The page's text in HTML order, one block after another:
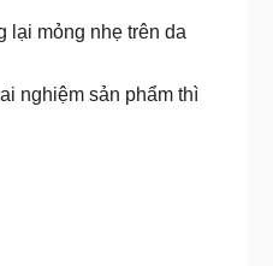
lại mỏng nhẹ trên da
nghiệm sản phẩm thì